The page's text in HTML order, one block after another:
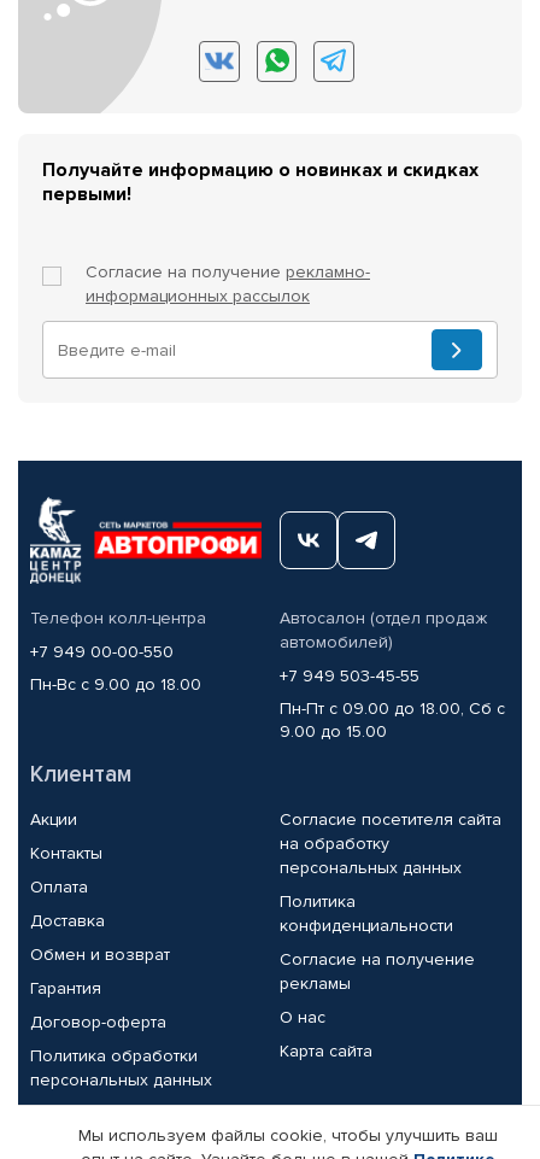
Получайте информацию о новинках и скидках
первыми!
Согласие на получение рекламно-
информационных рассылок
Телефон колл-центра
+7 949 00-00-550
Пн-Вс с 9.00 до 18.00
Автосалон (отдел продаж
автомобилей)
+7 949 503-45-55
Пн-Пт с 09.00 до 18.00, Сб с
9.00 до 15.00
Клиентам
Акции
Контакты
Оплата
Доставка
Обмен и возврат
Гарантия
Договор-оферта
Политика обработки
персональных данных
Согласие посетителя сайта
на обработку
персональных данных
Политика
конфиденциальности
Согласие на получение
рекламы
О нас
Карта сайта
Партнерам
Мы используем файлы cookie, чтобы улучшить ваш